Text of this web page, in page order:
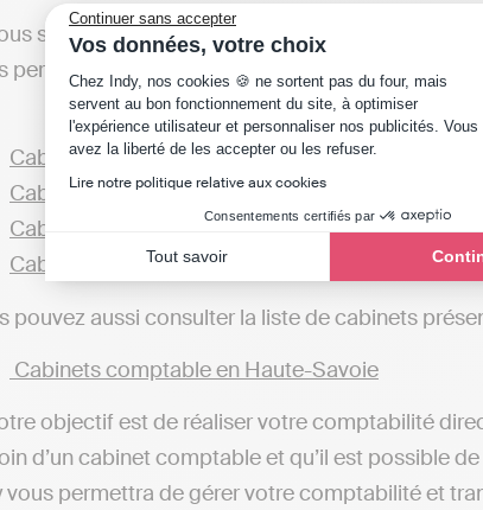
Continuer sans accepter
Vos données, votre choix
Plateforme de Gestion du
Chez Indy, nos cookies 🍪 ne sortent pas du four, mais
servent au bon fonctionnement du site, à optimiser
l'expérience utilisateur et personnaliser nos publicités. Vous
avez la liberté de les accepter ou les refuser.
Lire notre politique relative aux cookies
Consentements certifiés par
Tout savoir
Axeptio consent
souhaitez trouver un cabinet comptable dans
permettront de trouver des renseignements
Cabinets comptable à Thonon-les-Bains
Cabinets comptable à Annecy-le-Vieux
Cabinets comptable à Bonneville
Cabinets comptable à Saint-Gervais-les-Bains
pouvez aussi consulter la liste de cabinets
Cabinets comptable en Haute-Savoie
objectif est de réaliser votre comptabilité
d’un cabinet comptable et qu’il est possible
vous permettra de gérer votre comptabilité et